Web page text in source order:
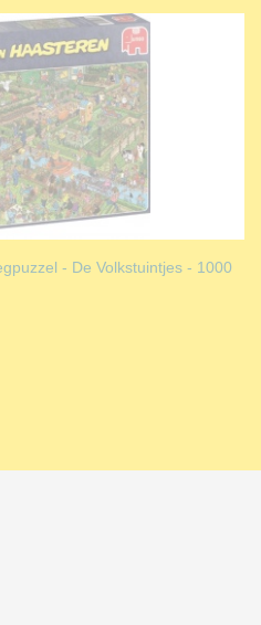
- De Volkstuintjes - 1000